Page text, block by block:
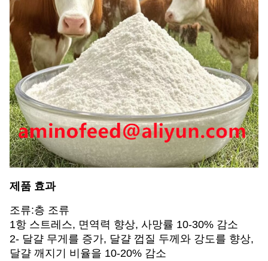
제품 효과
조류:층 조류
1항 스트레스, 면역력 향상, 사망률 10-30% 감소
2- 달걀 무게를 증가, 달걀 껍질 두께와 강도를 향상,
달걀 깨지기 비율을 10-20% 감소